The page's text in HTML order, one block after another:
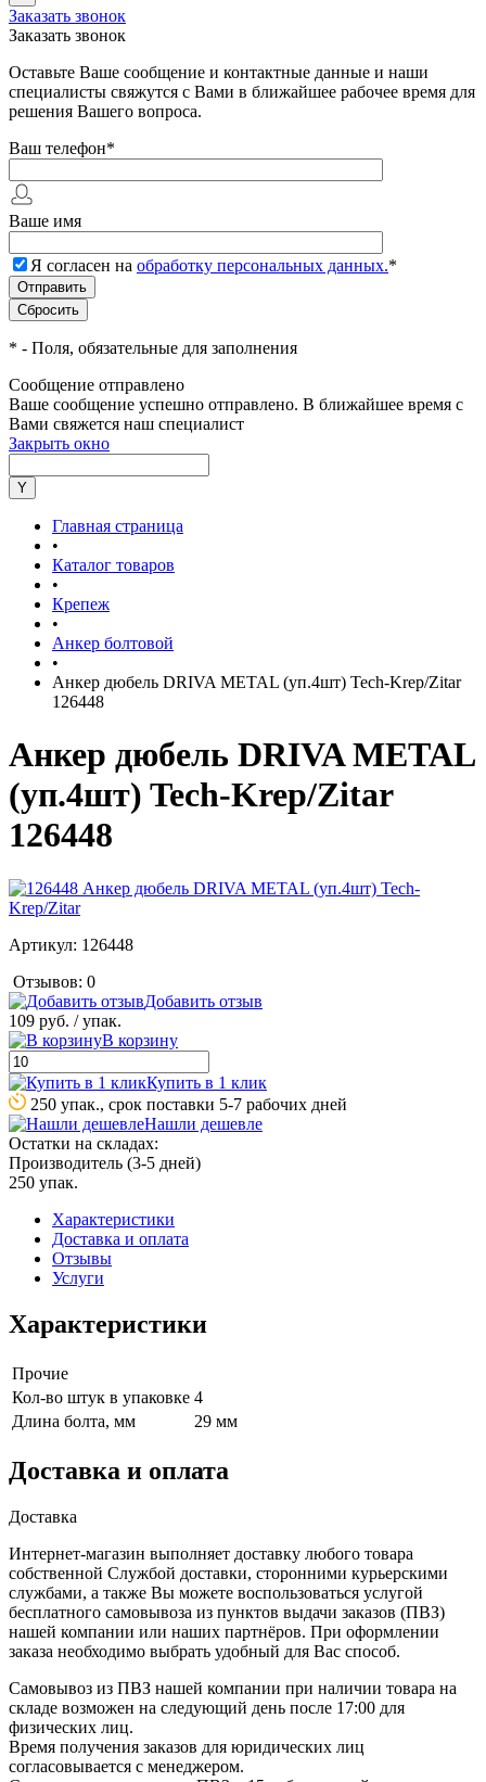
Заказать звонок
Заказать звонок
Оставьте Ваше сообщение и контактные данные и наши
специалисты свяжутся с Вами в ближайшее рабочее время для
решения Вашего вопроса.
Ваш телефон*
Ваше имя
Я согласен на обработку персональных данных.*
* - Поля, обязательные для заполнения
Сообщение отправлено
Ваше сообщение успешно отправлено. В ближайшее время с
Вами свяжется наш специалист
Закрыть окно
Главная страница
•
Каталог товаров
•
Крепеж
•
Анкер болтовой
•
Анкер дюбель DRIVA METAL (уп.4шт) Tech-Krep/Zitar
126448
Анкер дюбель DRIVA METAL
(уп.4шт) Tech-Krep/Zitar
126448
Артикул: 126448
Отзывов: 0
Добавить отзыв
109 руб. / упак.
В корзину
Купить в 1 клик
250 упак., срок поставки 5-7 рабочих дней
Нашли дешевле
Остатки на складах:
Производитель (3-5 дней)
250 упак.
Характеристики
Доставка и оплата
Отзывы
Услуги
Характеристики
Прочие
Кол-во штук в упаковке 4
Длина болта, мм
29 мм
Доставка и оплата
Доставка
Интернет-магазин выполняет доставку любого товара
собственной Службой доставки, сторонними курьерскими
службами, а также Вы можете воспользоваться услугой
бесплатного самовывоза из пунктов выдачи заказов (ПВЗ)
нашей компании или наших партнёров. При оформлении
заказа необходимо выбрать удобный для Вас способ.
Самовывоз из ПВЗ нашей компании при наличии товара на
складе возможен на следующий день после 17:00 для
физических лиц.
Время получения заказов для юридических лиц
согласовывается с менеджером.